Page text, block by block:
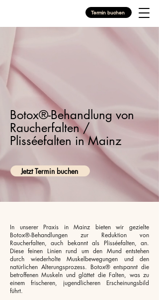
Termin buchen
Botox®-Behandlung von
Raucherfalten /
Plisséefalten in Mainz
Jetzt Termin buchen
In unserer Praxis in Mainz bieten wir gezielte
Botox®-Behandlungen zur Reduktion von
Raucherfalten, auch bekannt als Plisséefalten, an.
Diese feinen Linien rund um den Mund entstehen
durch wiederholte Muskelbewegungen und den
natürlichen Alterungsprozess. Botox® entspannt die
betroffenen Muskeln und glättet die Falten, was zu
einem frischeren, jugendlicheren Erscheinungsbild
führt.